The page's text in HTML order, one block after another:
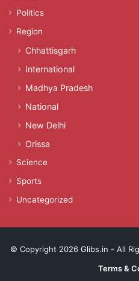
Politics
Region
Chhattisgarh
International
Madhya Pradesh
National
New Delhi
Orissa
Science
Sports
Uncategorized
© Copyright 2026 Glibs.in - All
Terms &